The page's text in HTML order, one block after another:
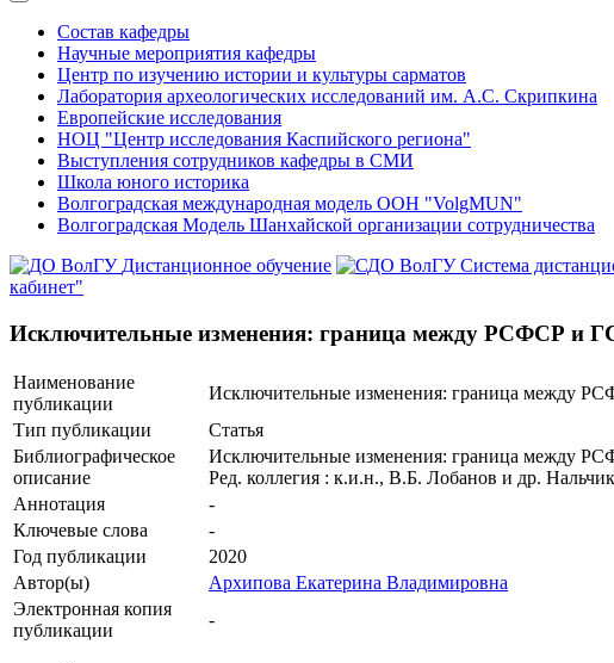
Состав кафедры
Научные мероприятия кафедры
Центр по изучению истории и культуры сарматов
Лаборатория археологических исследований им. А.С. Скрипкина
Европейские исследования
НОЦ "Центр исследования Каспийского региона"
Выступления сотрудников кафедры в СМИ
Школа юного историка
Волгоградская международная модель ООН "VolgMUN"
Волгоградская Модель Шанхайской организации сотрудничества
Дистанционное обучение
Система
кабинет"
Исключительные изменения: граница между РСФСР и
Наименование
публикации
Исключительные изменения: граница между
Тип публикации
Статья
Библиографическое
описание
Исключительные изменения: граница между
Ред. коллегия : к.и.н., В.Б. Лобанов и др.
Аннотация
-
Ключевые cлова
-
Год публикации
2020
Автор(ы)
Архипова Екатерина Владимировна
Электронная копия
публикации
-